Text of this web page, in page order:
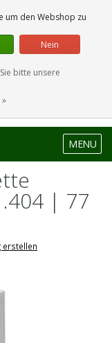
0 Artikel
MENU
| 77
erstellen
um den Webshop zu
Nein
bitte unsere